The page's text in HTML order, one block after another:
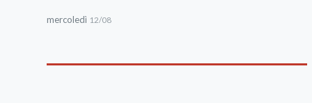
mercoledì 12/08